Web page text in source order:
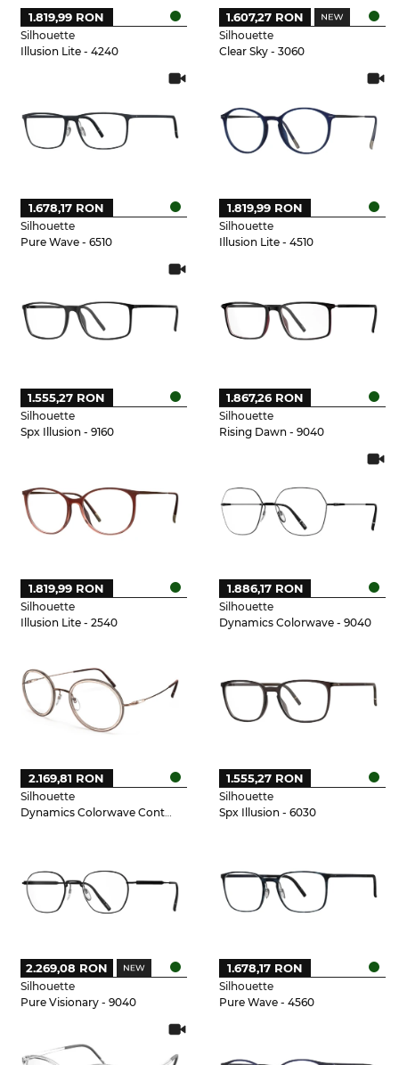
Silhouette
Illusion Lite - 4240
1.819,99 RON
Silhouette
Clear Sky - 3060
1.607,27 RON
Silhouette
Pure Wave - 6510
1.678,17 RON
Silhouette
Illusion Lite - 4510
1.819,99 RON
Silhouette
Spx Illusion - 9160
1.555,27 RON
Silhouette
Rising Dawn - 9040
1.867,26 RON
Silhouette
Illusion Lite - 2540
1.819,99 RON
Silhouette
Dynamics Colorwave - 9040
1.886,17 RON
Silhouette
Dynamics Colorwave Contour - 3531
2.169,81 RON
Silhouette
Spx Illusion - 6030
1.555,27 RON
Silhouette
Pure Visionary - 9040
2.269,08 RON
Silhouette
Pure Wave - 4560
1.678,17 RON